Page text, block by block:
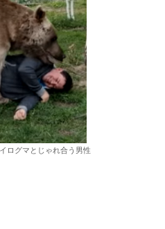
ログマとじゃれ合う男性